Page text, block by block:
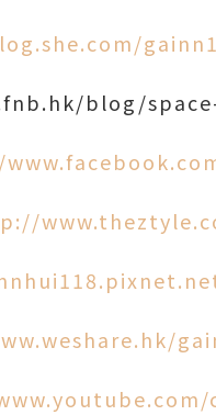
blog/